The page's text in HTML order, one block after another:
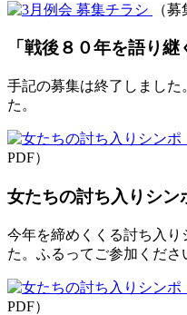
（
「戦後８０年を語り継
手記の募集は終了しまし
た。
PDF）
女たちの討ち入りシ
今年を締めくくる討ち入
た。ふるってご参加くださ
PDF）